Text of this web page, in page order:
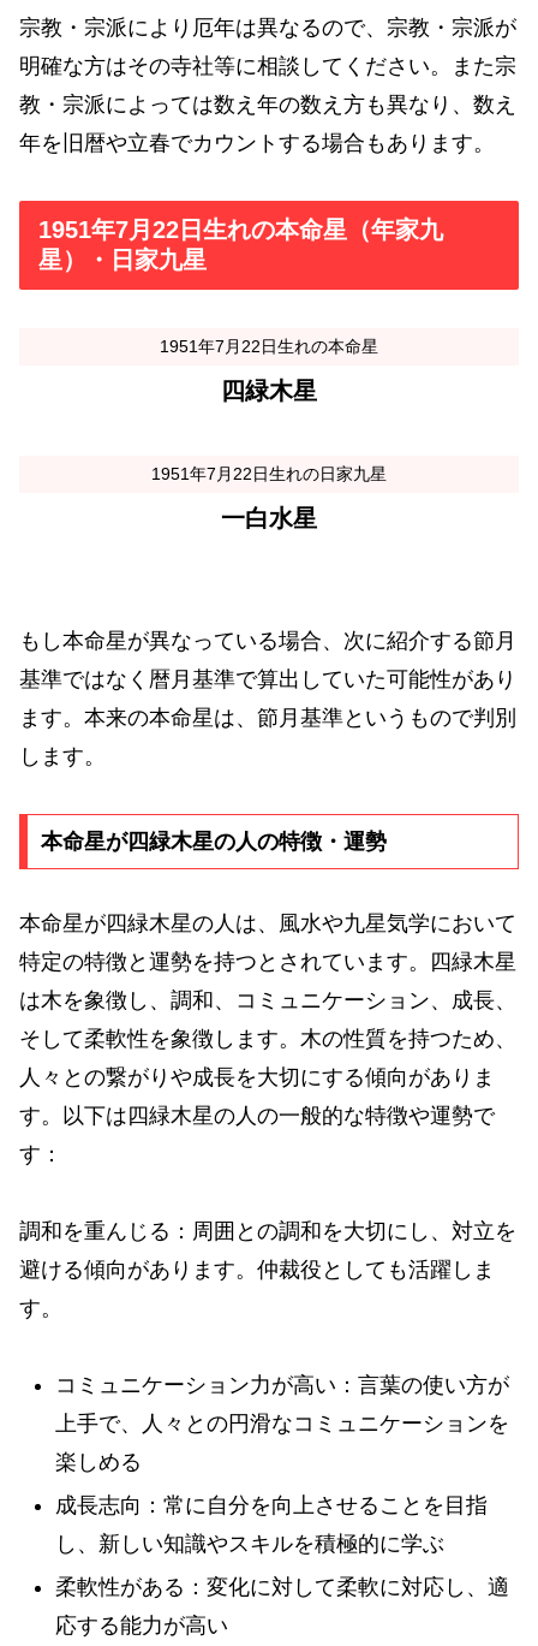
宗教・宗派により厄年は異なるので、宗教・宗派が
明確な方はその寺社等に相談してください。また宗
教・宗派によっては数え年の数え方も異なり、数え
年を旧暦や立春でカウントする場合もあります。
1951年7月22日生れの本命星（年家九
星）・日家九星
1951年7月22日生れの本命星
四緑木星
1951年7月22日生れの日家九星
一白水星
もし本命星が異なっている場合、次に紹介する節月
基準ではなく暦月基準で算出していた可能性があり
ます。本来の本命星は、節月基準というもので判別
します。
本命星が四緑木星の人の特徴・運勢
本命星が四緑木星の人は、風水や九星気学において
特定の特徴と運勢を持つとされています。四緑木星
は木を象徴し、調和、コミュニケーション、成長、
そして柔軟性を象徴します。木の性質を持つため、
人々との繋がりや成長を大切にする傾向がありま
す。以下は四緑木星の人の一般的な特徴や運勢で
す：
調和を重んじる：周囲との調和を大切にし、対立を
避ける傾向があります。仲裁役としても活躍しま
す。
コミュニケーション力が高い：言葉の使い方が
上手で、人々との円滑なコミュニケーションを
楽しめる
成長志向：常に自分を向上させることを目指
し、新しい知識やスキルを積極的に学ぶ
柔軟性がある：変化に対して柔軟に対応し、適
応する能力が高い